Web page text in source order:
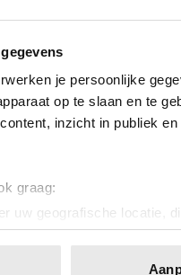
je persoonlijke
op te slaan en te
inzicht in publiek
graag:
uw geografische locatie,
het actief te scannen